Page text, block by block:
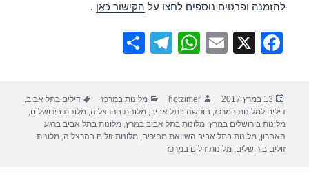
להזמנה ופרטים נוספים לחצו על הקישור כאן .
F
e
b
o
X
E
W
s
A
p
T
gr
a
e
פורסם
בתאריך
13 במרץ 2017 מחבר
hotzimer קטגוריות
מלונות במרכז תגיות
דילים בתל אביב,
דילים למלונות במרכז, חופשה בתל אביב,מלונות בהרצליה,מלונות בירושלים,
מלונות בירושלים במרץ,מלונות בתל אביב במרץ,מלונות בתל אביב ברגע
האחרון,מלונות בתל אביב השוואת מחירים,מלונות זולים בהרצליה,מלונות
זולים בירושלים,מלונות זולים במרכז